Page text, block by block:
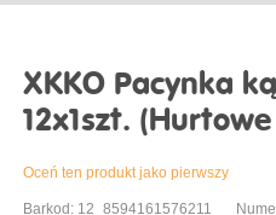
XKKO Pacynka
12x1szt.
Oceń ten produkt jako pierwszy
Barkod: 12_8594161576211